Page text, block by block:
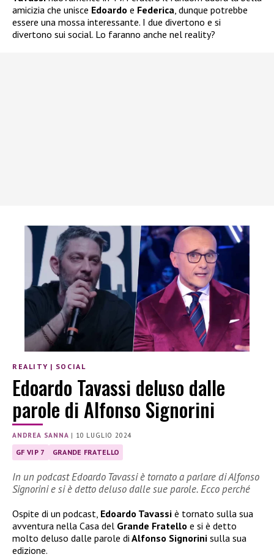
amicizia che unisce Edoardo e Federica , dunque potrebbe
essere una mossa interessante. I due divertono e si
divertono sui social. Lo faranno anche nel reality?
REALITY | SOCIAL
Edoardo Tavassi deluso dalle
parole di Alfonso Signorini
ANDREA SANNA | 10 LUGLIO 2024
GF VIP 7 GRANDE FRATELLO
In un podcast Edoardo Tavassi è tornato a parlare di Alfonso
Signorini e si è detto deluso dalle sue parole. Ecco perché
Ospite di un podcast, Edoardo Tavassi è tornato sulla sua
avventura nella Casa del Grande Fratello e si è detto
molto deluso dalle parole di Alfonso Signorini sulla sua
edizione.